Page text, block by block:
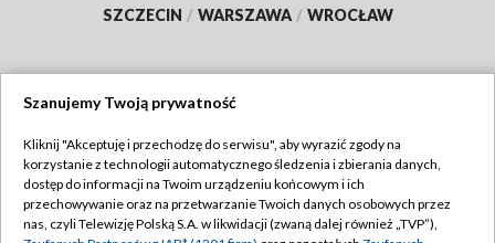
SZCZECIN / WARSZAWA / WROCŁAW
TVP
Abonament TVP
Regulamin TVP
Szanujemy Twoją prywatność
Kliknij "Akceptuję i przechodzę do serwisu", aby wyrazić zgody na
korzystanie z technologii automatycznego śledzenia i zbierania danych,
dostęp do informacji na Twoim urządzeniu końcowym i ich
przechowywanie oraz na przetwarzanie Twoich danych osobowych przez
nas, czyli Telewizję Polską S.A. w likwidacji (zwaną dalej również „TVP”),